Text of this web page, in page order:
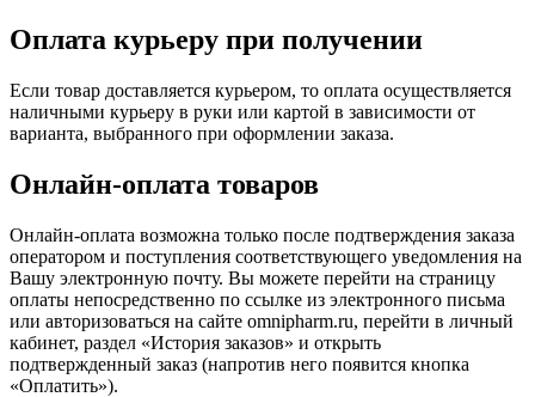
Оплата курьеру при получении
Если товар доставляется курьером, то оплата осуществляется
наличными курьеру в руки или картой в зависимости от
варианта, выбранного при оформлении заказа.
Онлайн-оплата товаров
Онлайн-оплата возможна только после подтверждения заказа
оператором и поступления соответствующего уведомления на
Вашу электронную почту. Вы можете перейти на страницу
оплаты непосредственно по ссылке из электронного письма
или авторизоваться на сайте omnipharm.ru, перейти в личный
кабинет, раздел «История заказов» и открыть
подтвержденный заказ (напротив него появится кнопка
«Оплатить»).